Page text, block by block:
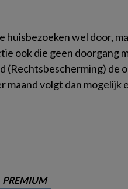
huisbezoeken wel door,
ook die geen doorgang
(Rechtsbescherming) de
maand volgt dan mogelijk
PREMIUM